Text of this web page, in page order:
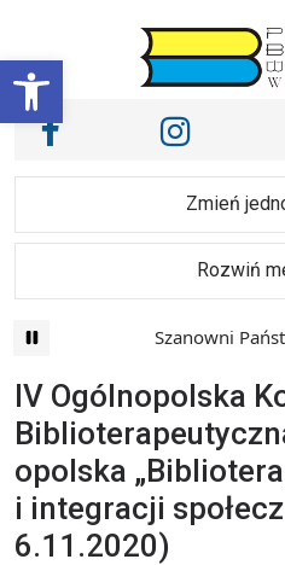
Otwórz pasek
Main Navigation
Nasze media
Facebook Instagram
Zmień
Rozwiń
Szanowni
IV Ogólnopolska
opolska
i integracji
6.11.2020)